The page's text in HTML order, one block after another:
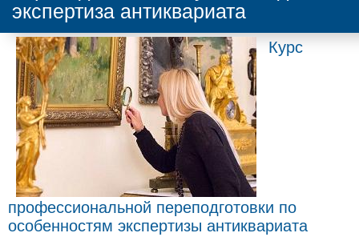
экспертиза антиквариата
Курс
профессиональной переподготовки по
особенностям экспертизы антиквариата